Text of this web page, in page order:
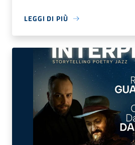
LEGGI DI PIÙ